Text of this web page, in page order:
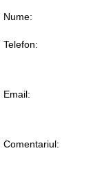
Nume:
Telefon:
Email:
Comentariul: